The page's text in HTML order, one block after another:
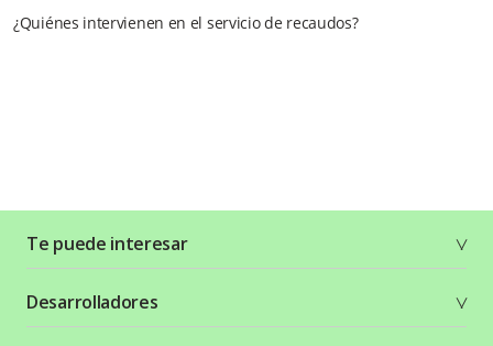
¿Quiénes intervienen en el servicio de recaudos?
Te puede interesar
Planes y tarifas
Crea tu cuenta
Desarrolladores